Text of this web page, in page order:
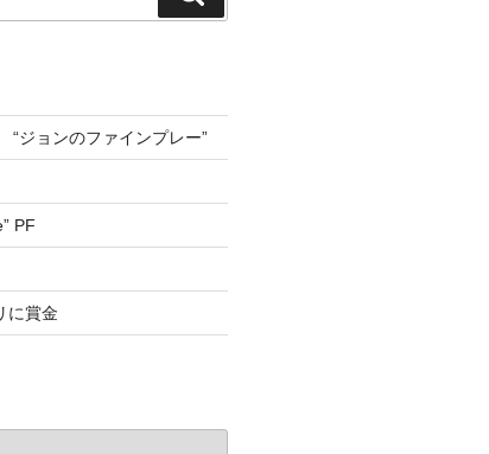
索
ジョンのファインプレー”
PF
に賞金